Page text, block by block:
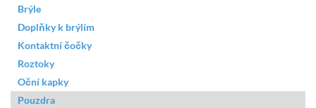
Brýle
Doplňky k brýlím
Kontaktní čočky
Roztoky
Oční kapky
Pouzdra